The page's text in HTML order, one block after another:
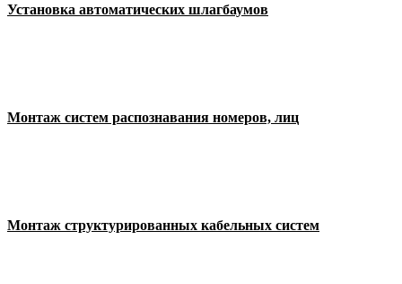
Установка автоматических шлагбаумов
Монтаж систем распознавания номеров, лиц
Монтаж структурированных кабельных систем